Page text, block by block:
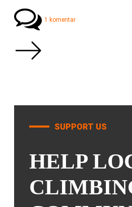
1 komentar
SUPPORT US
HELP